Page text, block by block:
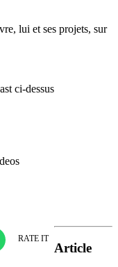
lui et ses projets, sur
ci-dessus
RATE IT
Article